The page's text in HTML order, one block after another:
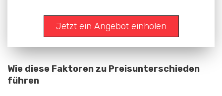
Jetzt ein Angebot einholen
Wie diese Faktoren zu Preisunterschieden
führen